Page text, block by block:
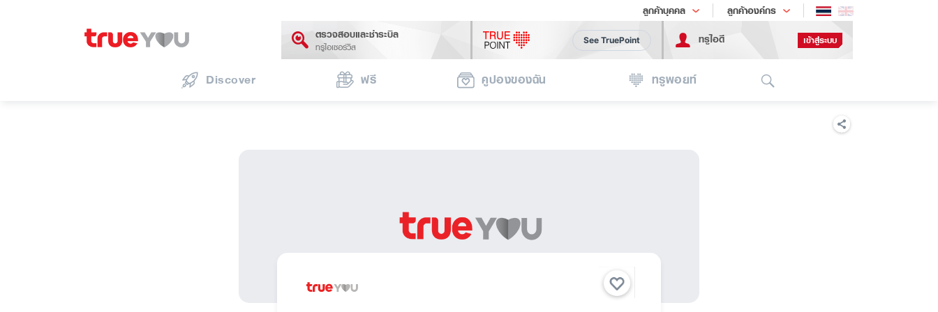
ลูกค้าบุคคล ลูกค้าองค์กร
เทรนด์เทคโนโลยี
ตรวจสอบและชำระบิล
ทรูไอเซอร์วิส
See TruePoint ทรูไอดี เข้าสู่ระบบ
Discover ฟรี คูปองของฉัน ทรูพอยท์